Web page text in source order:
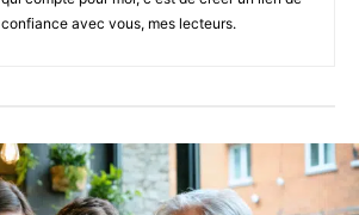
confiance avec vous, mes lecteurs.